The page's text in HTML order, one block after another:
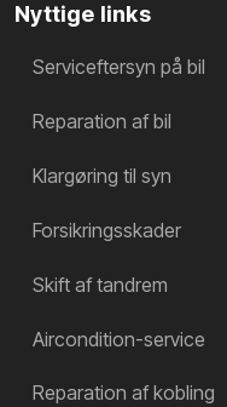
Nyttige links
Serviceftersyn på bil
Reparation af bil
Klargøring til syn
Forsikringsskader
Skift af tandrem
Aircondition-service
Reparation af kobling